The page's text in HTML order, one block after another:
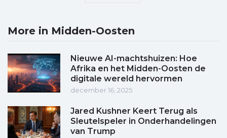
More in Midden-Oosten
Nieuwe AI-machtshuizen: Hoe
Afrika en het Midden-Oosten de
digitale wereld hervormen
december 16, 2025
Jared Kushner Keert Terug als
Sleutelspeler in Onderhandelingen
van Trump